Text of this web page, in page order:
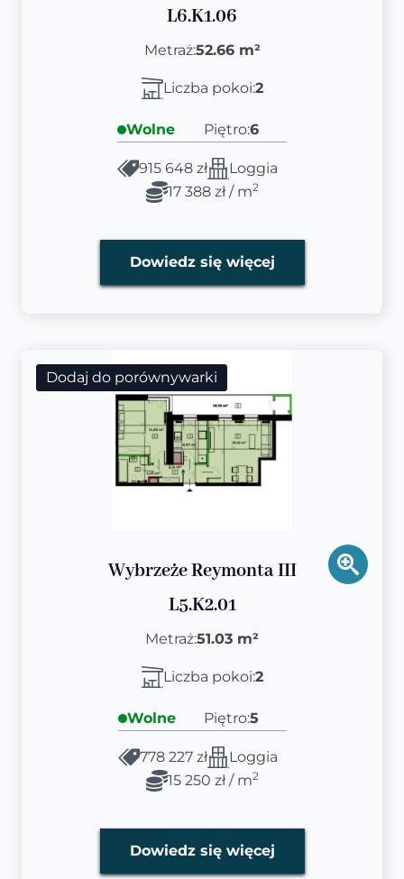
L6.K1.06
Metraż:52.66 m²
Liczba pokoi:2
Wolne Piętro:6
915 648 zł
Loggia
17 388 zł / m2
Dowiedz się więcej
Dodaj do porównywarki
Wybrzeże Reymonta III
L5.K2.01
Metraż:51.03 m²
Liczba pokoi:2
Wolne Piętro:5
778 227 zł
Loggia
15 250 zł / m2
Dowiedz się więcej